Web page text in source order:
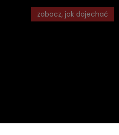
zobacz, jak dojechać